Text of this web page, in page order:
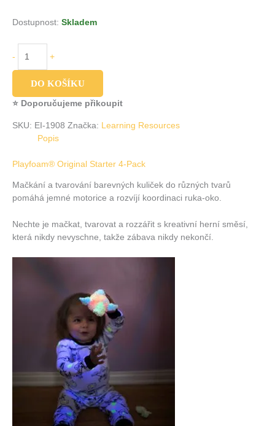
Dostupnost: Skladem
- +
DO KOŠÍKU
⭐ Doporučujeme přikoupit
SKU: EI-1908 Značka: Learning Resources
Popis
Playfoam® Original Starter 4-Pack
Mačkání a tvarování barevných kuliček do různých tvarů
pomáhá jemné motorice a rozvíjí koordinaci ruka-oko.
Nechte je mačkat, tvarovat a rozzářit s kreativní herní směsí,
která nikdy nevyschne, takže zábava nikdy nekončí.